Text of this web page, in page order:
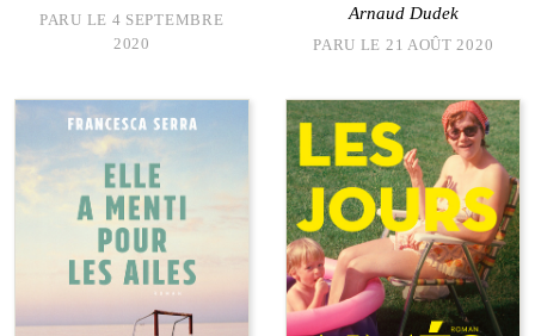
PARU LE 4 SEPTEMBRE
2020
Arnaud Dudek
PARU LE 21 AOÛT 2020